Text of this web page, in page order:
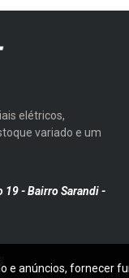
elétricos,
variado e um
19 - Bairro Sarandi-
e anúncios, fornecer